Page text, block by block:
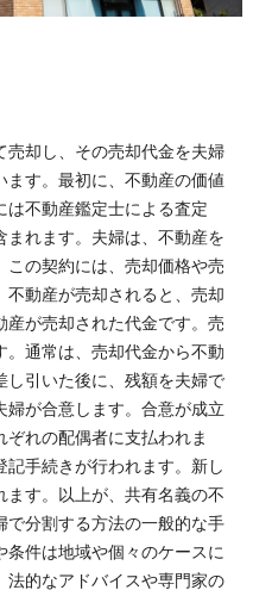
却し、その売却代金を夫婦
す。最初に、不動産の価値
不動産鑑定士による査定
れます。夫婦は、不動産を
の契約には、売却価格や売
動産が売却されると、売却
が売却された代金です。売
通常は、売却代金から不動
引いた後に、残額を夫婦で
が合意します。合意が成立
れの配偶者に支払われま
手続きが行われます。新し
す。以上が、共有名義の不
分割する方法の一般的な手
件は地域や個々のケースに
的なアドバイスや専門家の